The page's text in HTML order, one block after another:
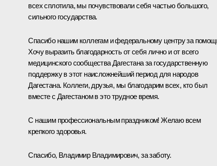
всех сплотила, мы почувствовали себя частью большого,
сильного государства.
Спасибо нашим коллегам и федеральному центру за
Хочу выразить благодарность от себя лично и от всего
медицинского сообщества Дагестана за государственную
поддержку в этот наисложнейший период для народов
Дагестана. Коллеги, друзья, мы благодарим всех, кто был
вместе с Дагестаном в это трудное время.
С нашим профессиональным праздником! Желаю всем
крепкого здоровья.
Спасибо, Владимир Владимирович, за заботу.